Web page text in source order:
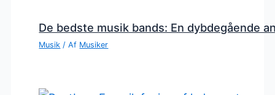
De bedste musik bands: En dybdegående
Musik / Af Musiker